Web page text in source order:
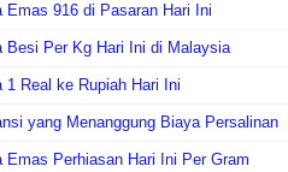
Emas 916 di Pasaran Hari Ini
Besi Per Kg Hari Ini di Malaysia
1 Real ke Rupiah Hari Ini
yang Menanggung Biaya Persalinan
Emas Perhiasan Hari Ini Per Gram